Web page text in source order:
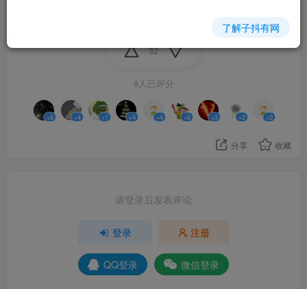
32
9人已评分
+6 +4 +1 +4 +4 +6 +3 +2 +2
分享 收藏
请登录后发表评论
登录 注册
QQ登录 微信登录
了解子抖有网